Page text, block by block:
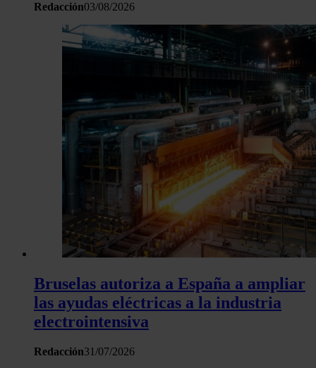
Redacción03/08/2026
Bruselas autoriza a España a ampliar
las ayudas eléctricas a la industria
electrointensiva
Redacción31/07/2026